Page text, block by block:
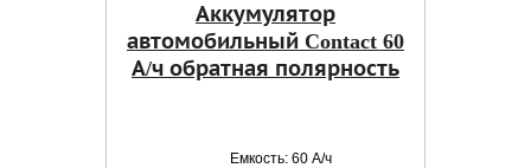
Аккумулятор
автомобильный Contact 60
А/ч обратная полярность
Емкость: 60 А/ч